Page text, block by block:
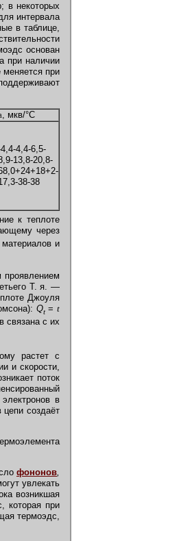
в некоторых
интервала
в таблице,
основан
при наличии
при
, мкв/°С
4,4-6,5-
13,8-20,8-
38-38
к теплоте
через
и
проявлением
Т. я. —
Джоуля
Qt =t
связана с их
растет с
и скорости,
поток
в
цепи создаёт
фононов,
увлекать
возникшая
которая при
термоэдс,